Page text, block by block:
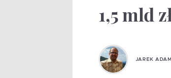
1,5 mld
JAREK